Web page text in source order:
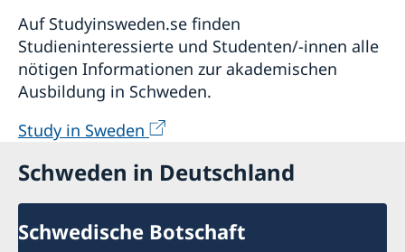
Nachlassaufstellung /
Nachlassinventarverzeichnis
Informationen zum Nachlass-
Nachlassaufstellung in Schweden finden Sie in
diesen Dokumenten:
Nachlass_in_Schweden.PDF
Auf Studyinsweden.se finden
Studieninteressierte und Studenten/-innen alle
nötigen Informationen zur akademischen
Ausbildung in Schweden.
Study in Sweden
Schweden in Deutschland
Schwedische Botschaft